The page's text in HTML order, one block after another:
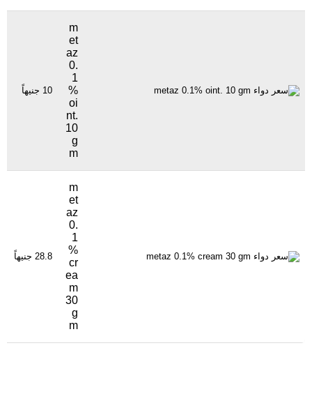
m
et
az
0.
1
%
oi
nt.
10
g
m
10 جنيهاً
m
et
az
0.
1
%
cr
ea
m
30
g
m
28.8 جنيهاً